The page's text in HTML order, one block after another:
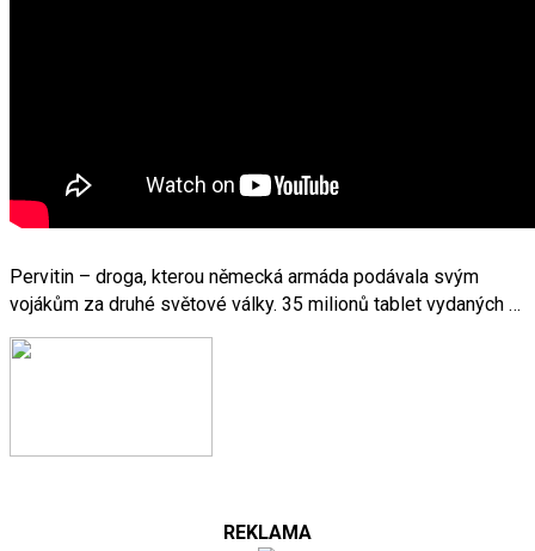
Pervitin – droga, kterou německá armáda podávala svým
vojákům za druhé světové války. 35 milionů tablet vydaných …
REKLAMA